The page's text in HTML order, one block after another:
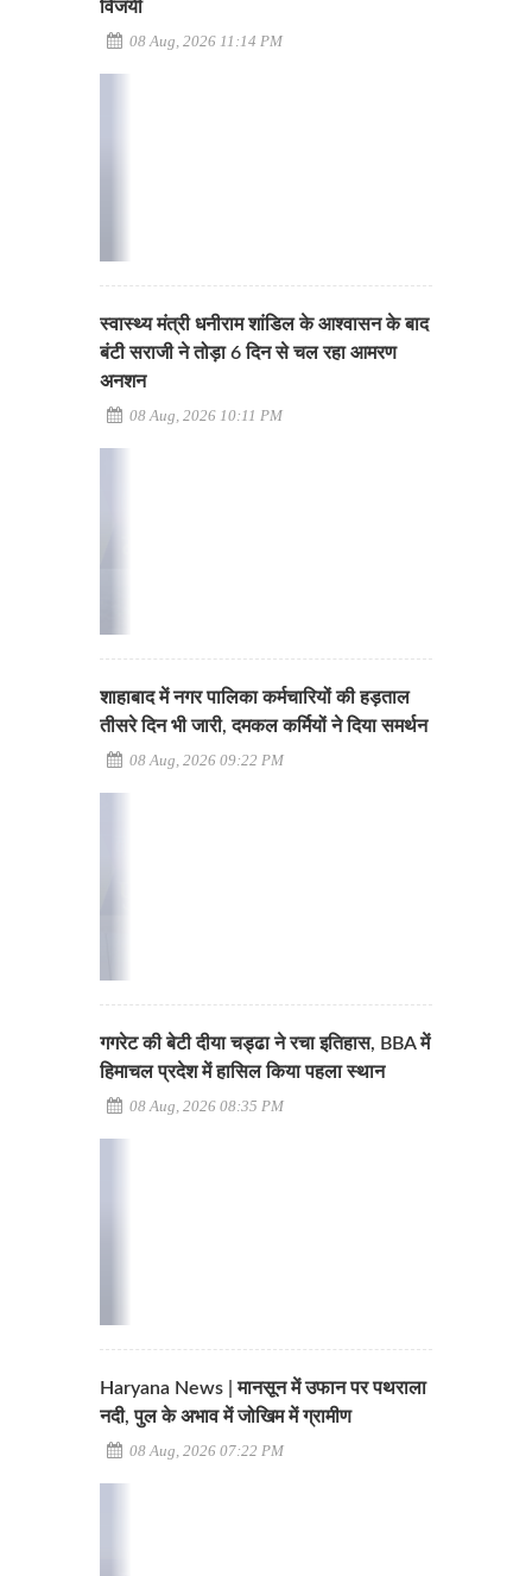
विजयी
08 Aug, 2026 11:14 PM
स्वास्थ्य मंत्री धनीराम शांडिल के आश्वासन के बाद
बंटी सराजी ने तोड़ा 6 दिन से चल रहा आमरण
अनशन
08 Aug, 2026 10:11 PM
शाहाबाद में नगर पालिका कर्मचारियों की हड़ताल
तीसरे दिन भी जारी, दमकल कर्मियों ने दिया समर्थन
08 Aug, 2026 09:22 PM
गगरेट की बेटी दीया चड्ढा ने रचा इतिहास, BBA में
हिमाचल प्रदेश में हासिल किया पहला स्थान
08 Aug, 2026 08:35 PM
Haryana News | मानसून में उफान पर पथराला
नदी, पुल के अभाव में जोखिम में ग्रामीण
08 Aug, 2026 07:22 PM